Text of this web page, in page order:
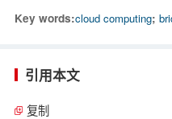
Key words:cloud computing;
引用本文
复制